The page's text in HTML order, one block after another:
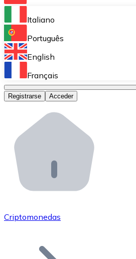
Bitnovo Ramp
Integra nuestra solución en tu
Bitnovo Giftcards
Bitnovo OTC
Bitnovo ATM
Integra un ATM Bitnovo en
Bitnovo API
Integra nuestra API en tu
Únete a nuestra red de
Añade tu proyecto a nuestro
Italiano
Português
English
Français
Registrarse Acceder
Criptomonedas